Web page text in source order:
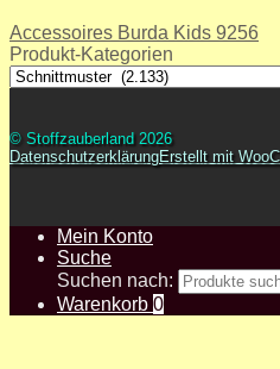
Accessoires Burda Kids 9256
Produkt-Kategorien
© Stoffzauberland 2026
DatenschutzerklärungErstellt mit
Mein Konto
Suche
Suchen nach:
Warenkorb 0